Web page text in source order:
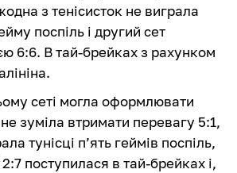
з тенісисток не виграла
поспіль і другий сет
6:6. В тай-брейках з рахунком
сеті могла оформлювати
зуміла втримати перевагу 5:1,
тунісці п’ять геймів поспіль,
поступилася в тай-брейках і,